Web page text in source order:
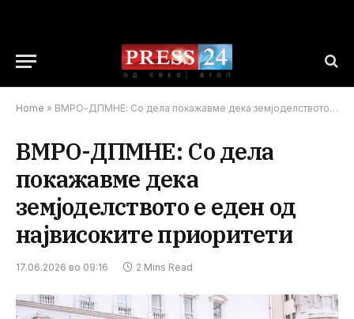
Home » ВМРО-ДПМНЕ: Со дела покажавме дека земјоделството е еден од највисоките приоритети
ВМРО-ДПМНЕ: Со дела
покажавме дека
земјоделството е еден од
највисоките приоритети
17.06.2026 во 09:16 2 Mins Read